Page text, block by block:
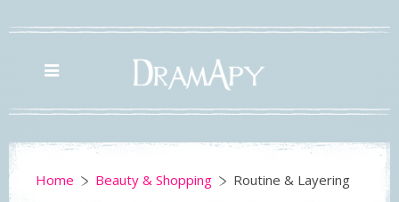
Home Beauty & Shopping Routine & Layering